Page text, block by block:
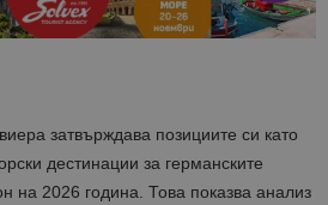
затвърждава позициите си като
дестинации за германските
на 2026 година. Това показва анализ